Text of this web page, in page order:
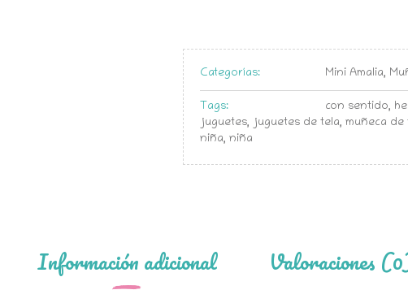
Categorías: Mini Amalia,
Tags: con sentido,
juguetes, juguetes de tela,muñeca de
niña,niña
Información adicional Valoraciones